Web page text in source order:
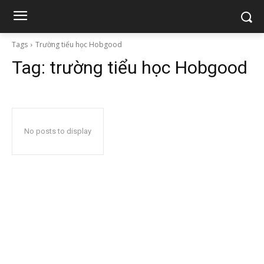
Tags Trường tiểu học Hobgood
Tag: trường tiểu học Hobgood
No posts to display